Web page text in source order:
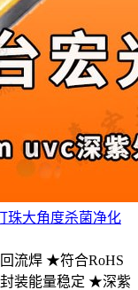
珠大角度杀菌净化
流焊 ★符合RoHS
装能量稳定 ★深紫